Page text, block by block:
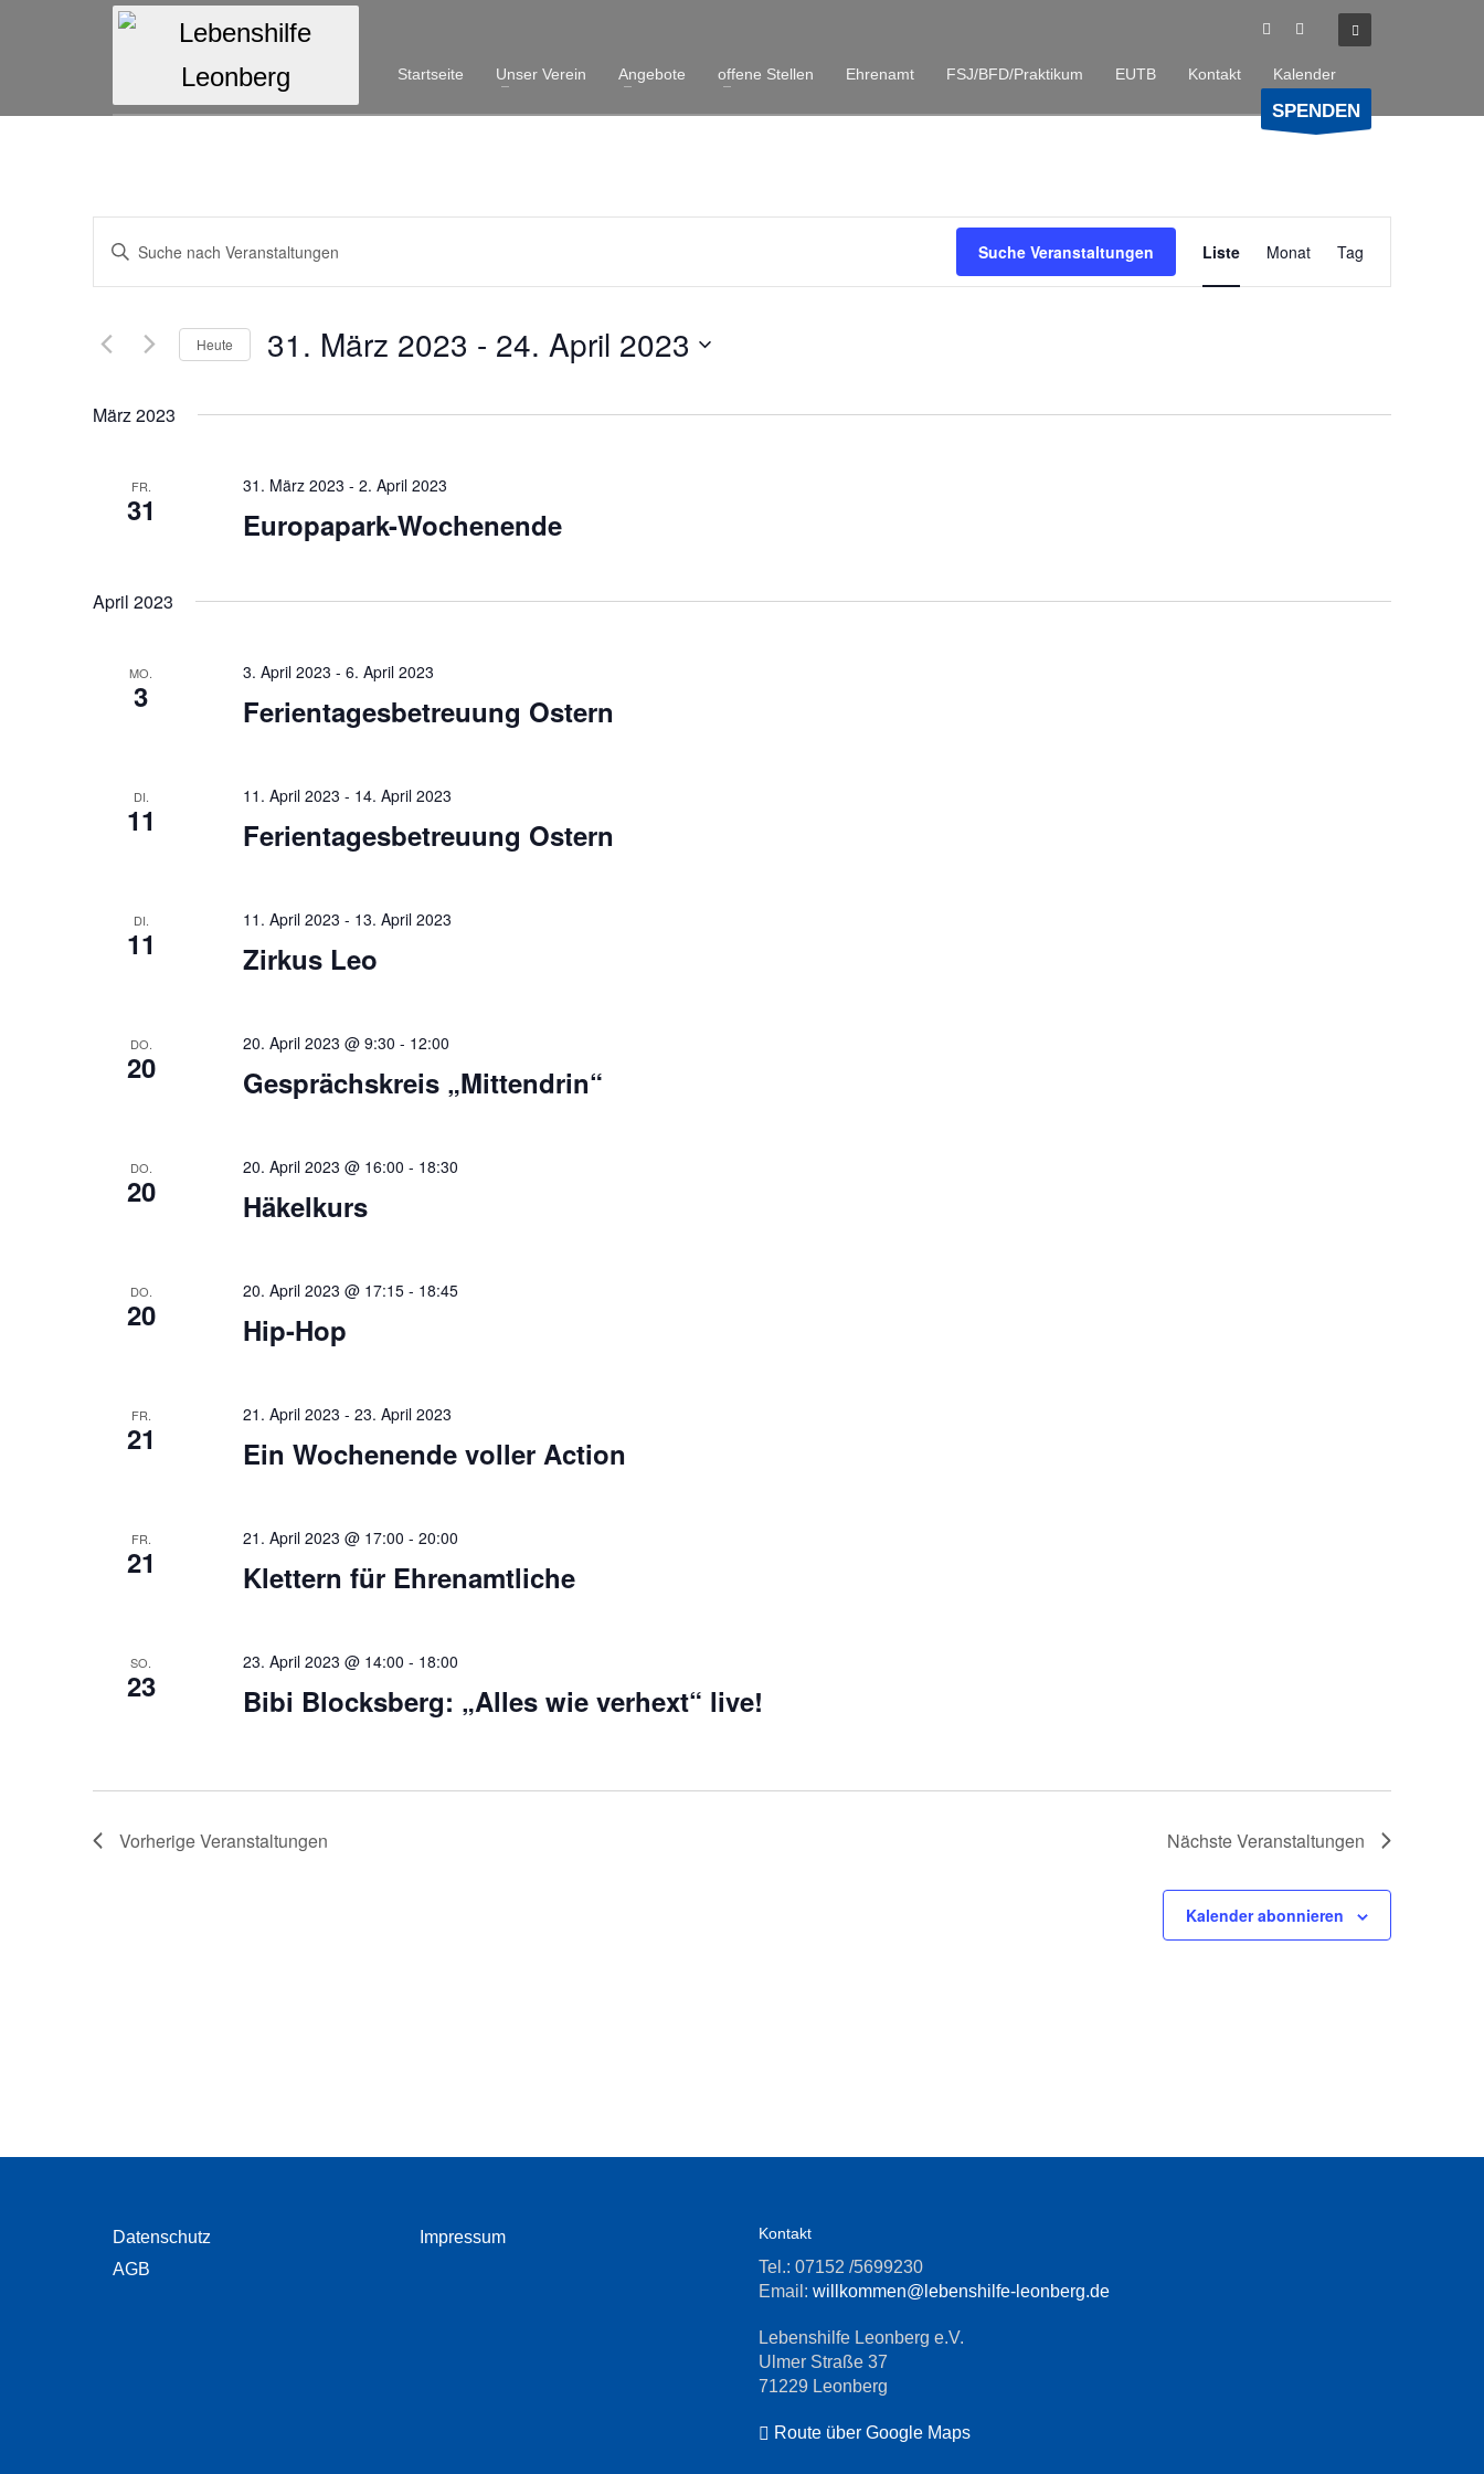
Startseite Unser Verein Angebote offene Stellen Ehrenamt FSJ/BFD/Praktikum EUTB Kontakt Kalender
SPENDEN
Veranstaltungen
Suche
und
Ansichten,
Navigation
Bitte
Schlüsselwort
eingeben.
nach
Veranstaltungen
Suche Veranstaltungen
Ansichten-
Liste Monat Tag
Heute 31. März 2023 - 24. April 2023
März 2023
FR.
31
31. März 2023 - 2. April 2023
Europapark-Wochenende
April 2023
MO.
3
3. April 2023 - 6. April 2023
Ferientagesbetreuung Ostern
DI.
11
11. April 2023 - 14. April 2023
Ferientagesbetreuung Ostern
DI.
11
11. April 2023 - 13. April 2023
Zirkus Leo
DO.
20
20. April 2023 @ 9:30 - 12:00
Gesprächskreis „Mittendrin“
DO.
20
20. April 2023 @ 16:00 - 18:30
Häkelkurs
DO.
20
20. April 2023 @ 17:15- 18:45
Hip-Hop
FR.
21
21. April 2023 - 23. April 2023
Ein Wochenende voller Action
FR.
21
21. April 2023 @ 17:00 - 20:00
Klettern für Ehrenamtliche
SO.
23
23. April 2023 @ 14:00 - 18:00
Bibi Blocksberg: „Alles wie verhext“ live!
VorherigeVeranstaltungen NächsteVeranstaltungen
Kalender abonnieren
Datenschutz
Impressum
AGB
Kontakt
Tel.: 07152 /5699230
Email: willkommen@lebenshilfe-leonberg.de
Lebenshilfe Leonberg e.V.
Ulmer Straße 37
71229 Leonberg
Route über Google Maps